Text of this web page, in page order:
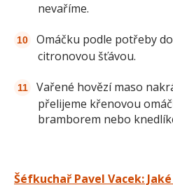
nevaříme.
Omáčku podle potřeby
citronovou šťávou.
Vařené hovězí maso
přelijeme křenovou
bramborem nebo
Šéfkuchař Pavel Vacek: